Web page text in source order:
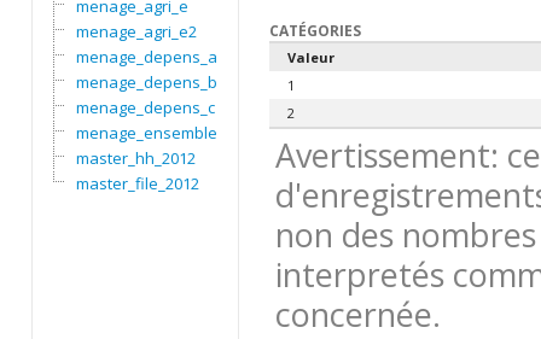
menage_agri_e
menage_agri_e2
menage_depens_a
menage_depens_b
menage_depens_c
menage_ensemble
master_hh_2012
master_file_2012
CATÉGORIES
Valeur
1
2
Avertissement:
non des
interpretés
concernée.